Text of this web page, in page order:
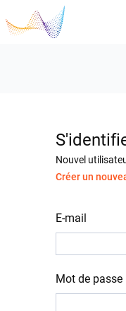
Nouvel
Créer un
E-mail
Mot de passe